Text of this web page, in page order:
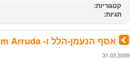
קטגוריות:
תגיות:
אסף הנעמן-הלל ו- William Arruda: מצאו את ההבדלים
31.03.2009